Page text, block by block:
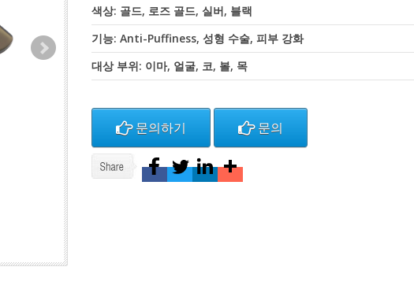
색상: 골드, 로즈 골드, 실버, 블랙
기능: Anti-Puffiness, 성형 수술, 피부 강화
대상 부위: 이마, 얼굴, 코, 볼, 목
문의하기 문의